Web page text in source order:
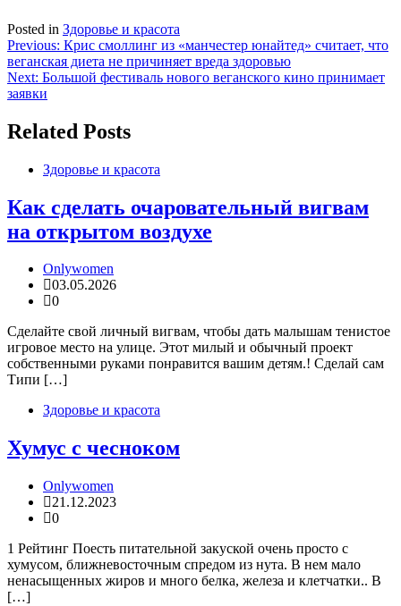
Posted in Здоровье и красота
Навигация
по
записям
Previous: Крис смоллинг из «манчестер юнайтед» считает, что
веганская диета не причиняет вреда здоровью
Next: Большой фестиваль нового веганского кино принимает
заявки
Related Posts
Здоровье и красота
Как сделать очаровательный вигвам
на открытом воздухе
Onlywomen
03.05.2026
0
Сделайте свой личный вигвам, чтобы дать малышам тенистое
игровое место на улице. Этот милый и обычный проект
собственными руками понравится вашим детям.! Сделай сам
Типи […]
Здоровье и красота
Хумус с чесноком
Onlywomen
21.12.2023
0
1 Рейтинг Поесть питательной закуской очень просто с
хумусом, ближневосточным спредом из нута. В нем мало
ненасыщенных жиров и много белка, железа и клетчатки.. В
[…]